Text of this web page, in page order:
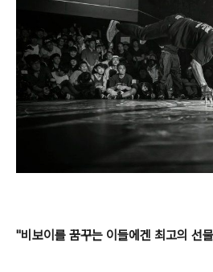
"비보이를 꿈꾸는 이들에겐 최고의 선